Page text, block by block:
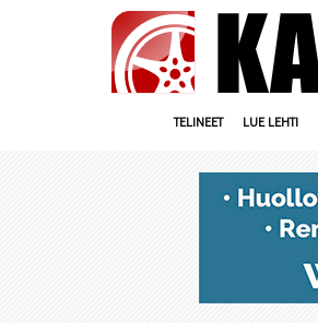
TELINEET LUE LEHTI